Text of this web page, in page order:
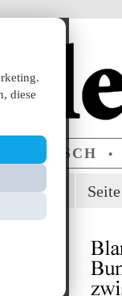
diese
•
Seite Seite